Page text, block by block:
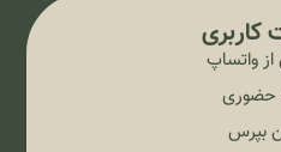
کاربری
واتساپ
حضوری
بپرس